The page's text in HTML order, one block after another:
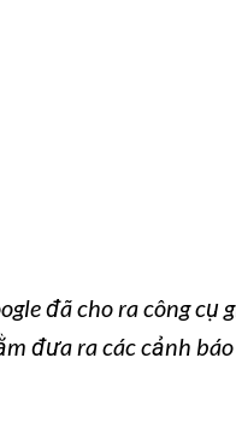
đã cho ra công
đưa ra các cảnh